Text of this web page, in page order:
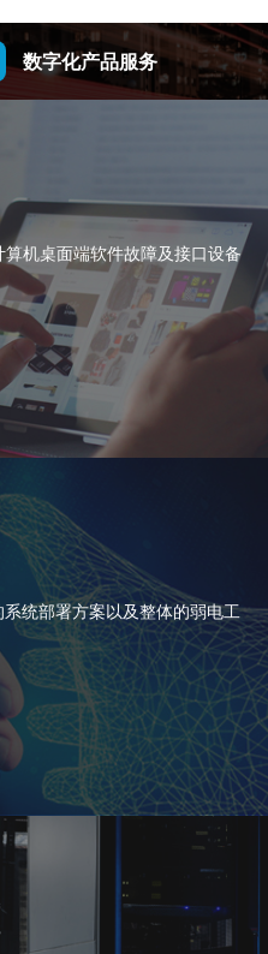
数字化产品服务
机桌面端软件故障及接口设备
统部署方案以及整体的弱电工